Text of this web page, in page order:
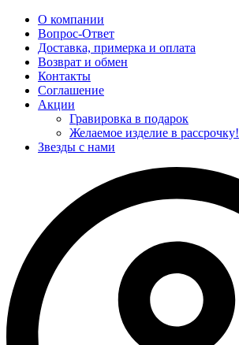
О компании
Вопрос-Ответ
Доставка, примерка и оплата
Возврат и обмен
Контакты
Соглашение
Акции
Гравировка в подарок
Желаемое изделие в рассрочку!
Звезды с нами